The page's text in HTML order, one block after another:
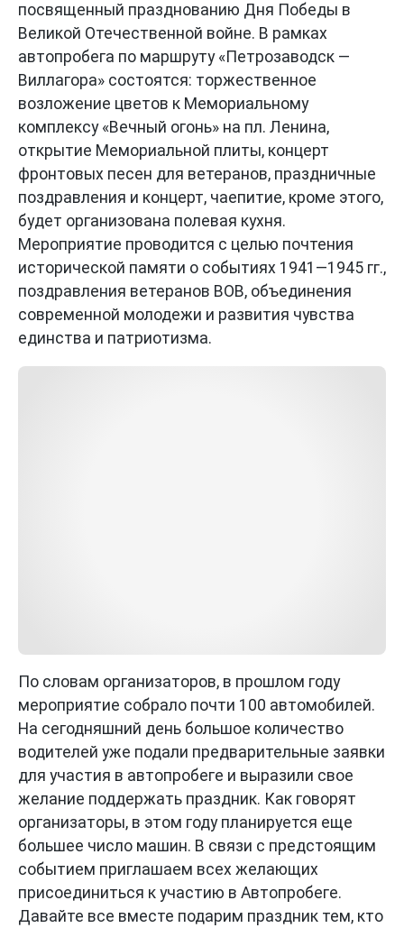
посвященный празднованию Дня Победы в
Великой Отечественной войне. В рамках
автопробега по маршруту «Петрозаводск —
Виллагора» состоятся: торжественное
возложение цветов к Мемориальному
комплексу «Вечный огонь» на пл. Ленина,
открытие Мемориальной плиты, концерт
фронтовых песен для ветеранов, праздничные
поздравления и концерт, чаепитие, кроме этого,
будет организована полевая кухня.
Мероприятие проводится с целью почтения
исторической памяти о событиях 1941—1945 гг.,
поздравления ветеранов ВОВ, объединения
современной молодежи и развития чувства
единства и патриотизма.
По словам организаторов, в прошлом году
мероприятие собрало почти 100 автомобилей.
На сегодняшний день большое количество
водителей уже подали предварительные заявки
для участия в автопробеге и выразили свое
желание поддержать праздник. Как говорят
организаторы, в этом году планируется еще
большее число машин. В связи с предстоящим
событием приглашаем всех желающих
присоединиться к участию в Автопробеге.
Давайте все вместе подарим праздник тем, кто